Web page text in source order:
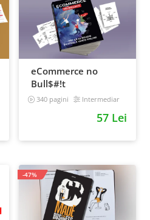
eCommerce no
Bull$#!t
340 pagini Intermediar
57 Lei
-47%